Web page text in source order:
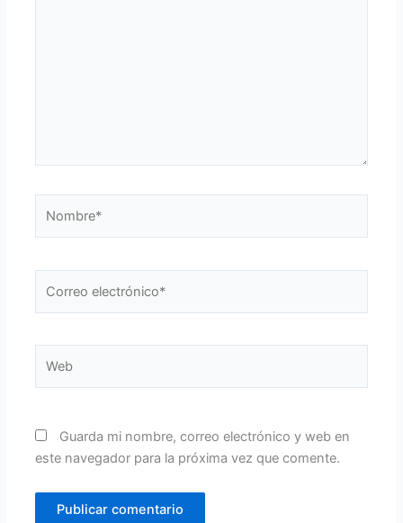
electrónico*
Guarda mi nombre, correo electrónico y web en
este navegador para la próxima vez que comente.